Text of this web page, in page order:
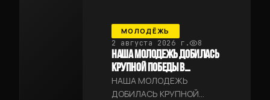
МОЛОДЁЖЬ
2 августа 2026 г. 8
НАША МОЛОДЕЖЬ ДОБИЛАСЬ
КРУПНОЙ ПОБЕДЫ В
САМАРКАНДЕ
НАША МОЛОДЕЖЬ
ДОБИЛАСЬ КРУПНОЙ